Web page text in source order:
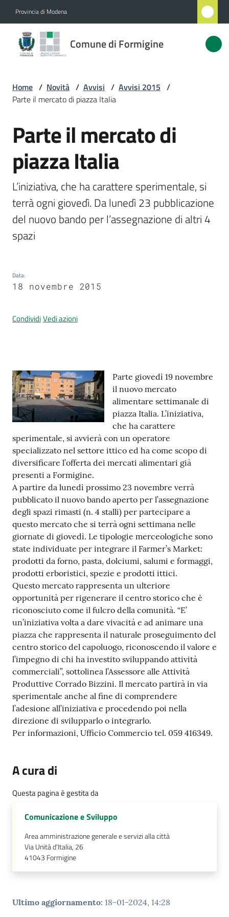
Provincia di Modena
Comune di Formigine
Comune
di
Novità
Servizi
Vivere
Formigine
Prenotazione
appuntamenti
l
t
a
M
e
t
o
Tutti
gli
argomenti...
Seguici
su
Home / Novità / Avvisi / Avvisi 2015 /
Parte il mercato di piazza Italia
Salta al contenuto
Parte il mercato di
piazza Italia
L’iniziativa, che ha carattere sperimentale, si
terrà ogni giovedì. Da lunedì 23 pubblicazione
del nuovo bando per l’assegnazione di altri 4
spazi
Data:
18 novembre 2015
CondividiVedi azioni
Contenuto
Parte giovedì 19 novembre
il nuovo mercato
alimentare settimanale di
piazza Italia. L’iniziativa,
che ha carattere
sperimentale, si avvierà con un operatore
specializzato nel settore ittico ed ha come scopo di
diversificare l’offerta dei mercati alimentari già
presenti a Formigine.
A partire da lunedì prossimo 23 novembre verrà
pubblicato il nuovo bando aperto per l’assegnazione
degli spazi rimasti (n. 4 stalli) per partecipare a
questo mercato che si terrà ogni settimana nelle
giornate di giovedì. Le tipologie merceologiche sono
state individuate per integrare il Farmer’s Market:
prodotti da forno, pasta, dolciumi, salumi e formaggi,
prodotti erboristici, spezie e prodotti ittici.
Questo mercato rappresenta un ulteriore
opportunità per rigenerare il centro storico che è
riconosciuto come il fulcro della comunità. “E’
un’iniziativa volta a dare vivacità e ad animare una
piazza che rappresenta il naturale proseguimento del
centro storico del capoluogo, riconoscendo il valore e
l’impegno di chi ha investito sviluppando attività
commerciali”, sottolinea l’Assessore alle Attività
Produttive Corrado Bizzini. Il mercato partirà in via
sperimentale anche al fine di comprendere
l’adesione all’iniziativa e procedendo poi nella
direzione di svilupparlo o integrarlo.
Per informazioni, Ufficio Commercio tel. 059 416349.
A cura di
Questa pagina è gestita da
Comunicazione e Sviluppo
Area amministrazione generale e servizi alla città
Via Unità d'Italia, 26
41043 Formigine
Ultimo aggiornamento: 18-01-2024, 14:28